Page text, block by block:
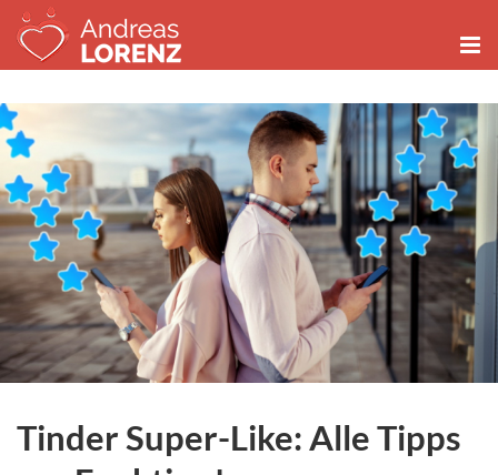
Zum
Inhalt
springen
Tinder Super-Like: Alle Tipps